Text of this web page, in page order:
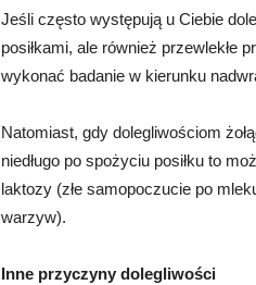
Jeśli często występują u Ciebie
posiłkami, ale również przewlekłe
wykonać badanie w kierunku
Natomiast, gdy dolegliwościom
niedługo po spożyciu posiłku to
laktozy (złe samopoczucie po
warzyw).
Inne przyczyny dolegliwości